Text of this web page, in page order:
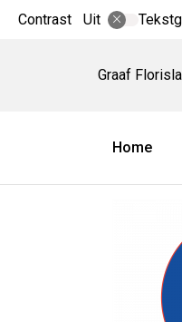
Contrast Uit
Graaf
Home